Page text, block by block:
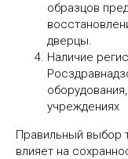
образцов
дверцы.
Наличие
учреждениях
Правильный выбор
влияет на